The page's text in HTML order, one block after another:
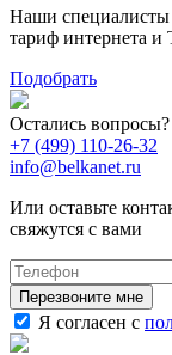
Наши специалисты
тариф интернета и
Подобрать
Остались
+7 (499) 110-26-32
info@belkanet.ru
Или оставьте
свяжутся с вами
Перезвоните мне
Я согласен с